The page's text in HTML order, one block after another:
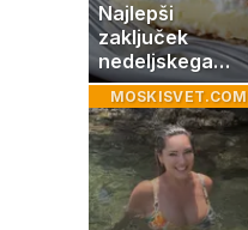
Najlepši
zaključek
nedeljskega
kosila: 8 sladic
brez peke, ki se
jih vsi veselijo
MOSKISVET.COM